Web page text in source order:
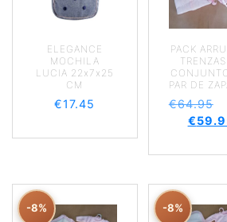
ELEGANCE
MOCHILA
LUCIA 22x7x25
CM
€17.45
PACK
PAR DE
€64.95
€
-8% -8%